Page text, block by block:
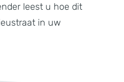
leest u hoe dit
in uw